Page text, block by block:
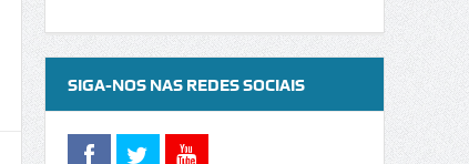
SIGA-NOS NAS REDES SOCIAIS